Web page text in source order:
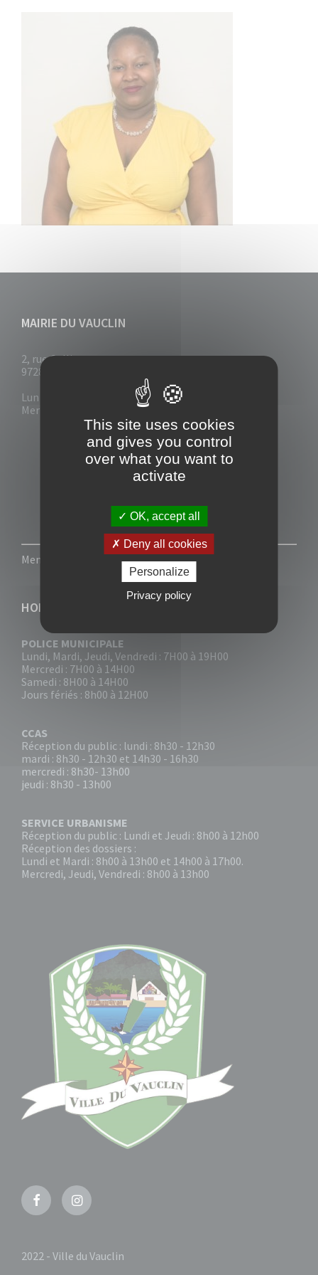
MAIRIE DU VAUCLIN
2, rue Collignon
97280 Le Vauclin
Lun - Mar : 7h30- 13h & 14h-17h
Mer-Jeu-Vend : 7h30 - 13h30
Mentions légales Politique de confidentialité
HORAIRES
POLICE MUNICIPALE
Lundi, Mardi, Jeudi, Vendredi : 7H00 à 19H00
Mercredi : 7H00 à 14H00
Samedi : 8H00 à 14H00
Jours fériés : 8h00 à 12H00
CCAS
Réception du public : lundi : 8h30 - 12h30
mardi : 8h30 - 12h30 et 14h30 - 16h30
mercredi : 8h30- 13h00
jeudi : 8h30 - 13h00
SERVICE URBANISME
Réception du public : Lundi et Jeudi : 8h00 à 12h00
Réception des dossiers :
Lundi et Mardi : 8h00 à 13h00 et 14h00 à 17h00.
Mercredi, Jeudi, Vendredi : 8h00 à 13h00
FacebookInstagram
2022 - Ville du Vauclin
This site uses cookies
and gives you control
over what you want to
activate
OK, accept all
Deny all cookies
Personalize
Privacy policy